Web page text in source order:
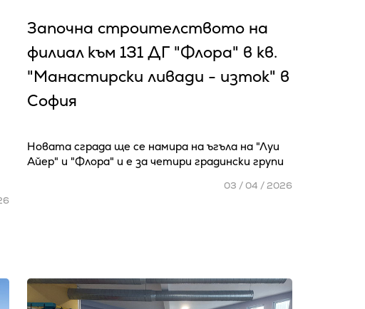
Започна строителството на
филиал към 131 ДГ "Флора" в кв.
"Манастирски ливади - изток" в
София
Новата сграда ще се намира на ъгъла на "Луи
Айер" и "Флора" и е за четири градински групи
03 / 04 / 2026